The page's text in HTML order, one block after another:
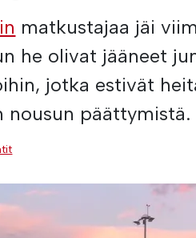
matkustajaa jäi
he olivat jääneet
jotka estivät
nousun päättymistä.